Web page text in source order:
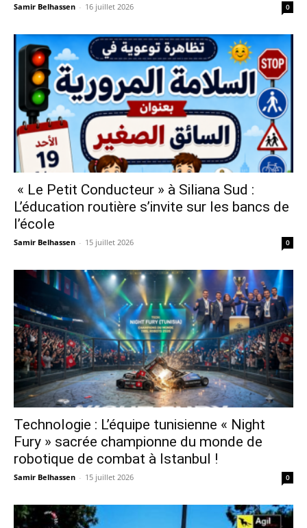
Samir Belhassen - 16 juillet 2026 0
« Le Petit Conducteur » à Siliana Sud :
L’éducation routière s’invite sur les bancs de
l’école
Samir Belhassen - 15 juillet 2026 0
Technologie : L’équipe tunisienne « Night
Fury » sacrée championne du monde de
robotique de combat à Istanbul !
Samir Belhassen - 15 juillet 2026 0